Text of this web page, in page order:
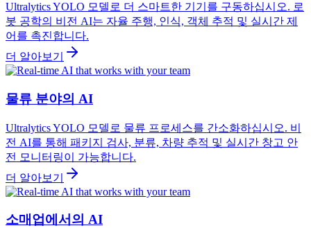
Ultralytics YOLO 모델로 더 스마트한 기기를 구동하십시오. 로
봇 공학의 비전 AI는 자율 주행, 인식, 객체 추적 및 실시간 제
어를 촉진합니다.
더 알아보기
물류 분야의 AI
Ultralytics YOLO 모델로 물류 프로세스를 간소화하십시오. 비
전 AI를 통해 패키지 검사, 분류, 차량 추적 및 실시간 창고 안
전 모니터링이 가능합니다.
더 알아보기
소매업에서의 AI